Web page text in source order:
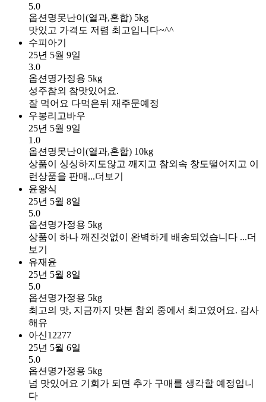
5.0
옵션명못난이(열과,혼합) 5kg
맛있고 가격도 저렴 최고입니다~^^
수피아기
25년 5월 9일
3.0
옵션명가정용 5kg
성주참외 참맛있어요.
잘 먹어요 다먹은뒤 재주문예정
우봉리고바우
25년 5월 9일
1.0
옵션명못난이(열과,혼합) 10kg
상품이 싱싱하지도않고 깨지고 참외속 창도떨어지고 이
런상품을 판매...더보기
윤왕식
25년 5월 8일
5.0
옵션명가정용 5kg
상품이 하나 깨진것없이 완벽하게 배송되었습니다 ...더
보기
유재윤
25년 5월 8일
5.0
옵션명가정용 5kg
최고의 맛, 지금까지 맛본 참외 중에서 최고였어요. 감사
해유
아신12277
25년 5월 6일
5.0
옵션명가정용 5kg
넘 맛있어요 기회가 되면 추가 구매를 생각할 예정입니
다